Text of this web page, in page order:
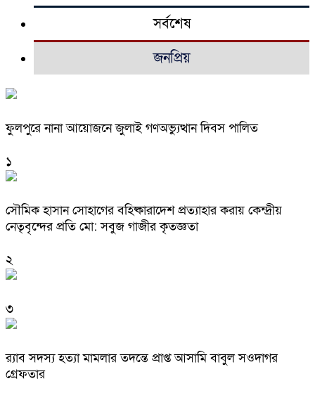
সর্বশেষ
জনপ্রিয়
ফুলপুরে নানা আয়োজনে জুলাই গণঅভ্যুত্থান দিবস পালিত
১
সৌমিক হাসান সোহাগের বহিষ্কারাদেশ প্রত্যাহার করায় কেন্দ্রীয়
নেতৃবৃন্দের প্রতি মো: সবুজ গাজীর কৃতজ্ঞতা
২
৩
র‌্যাব সদস্য হত্যা মামলার তদন্তে প্রাপ্ত আসামি বাবুল সওদাগর
গ্রেফতার